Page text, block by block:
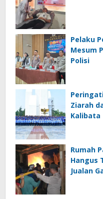
Pelaku
Mesum
Polisi
Ziarah
Kalibata
Rumah
Hangus
Jualan